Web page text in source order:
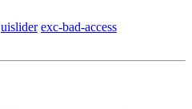
uislider exc-bad-access